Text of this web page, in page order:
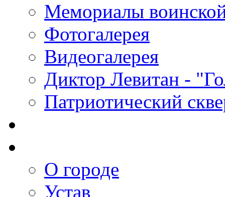
Мемориалы
Фотогалерея
Видеогалерея
Диктор Левитан -
Патриотический
О городе
Устав